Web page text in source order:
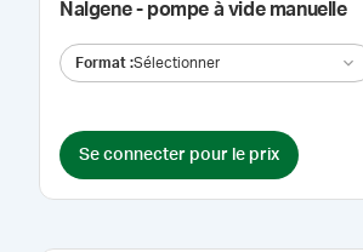
Nalgene - pompe à vide manuelle
Format :Sélectionner
Se connecter pour le prix